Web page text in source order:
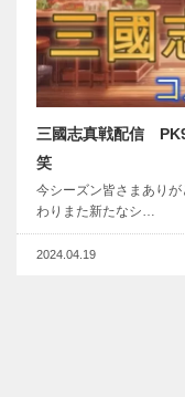
三國志真戦配信
笑
今シーズン皆さまあり
わりまた新たなシ…
2024.04.19